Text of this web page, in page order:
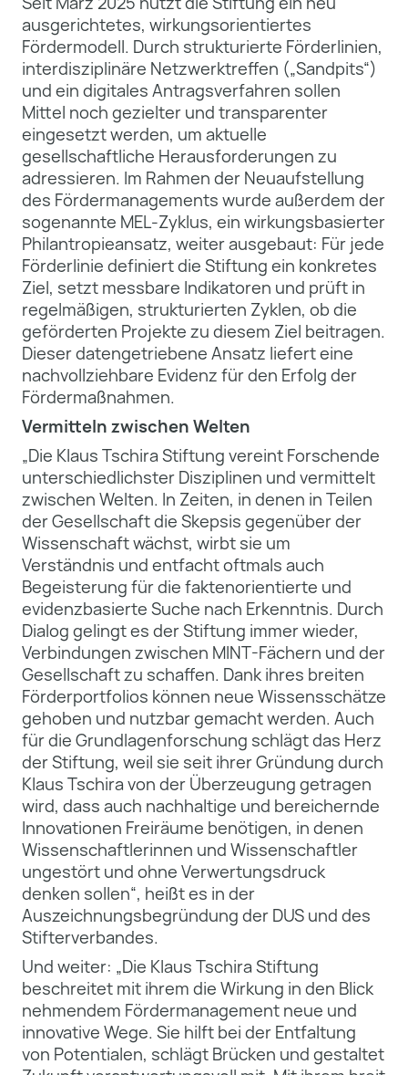
ausgerichtetes, wirkungsorientiertes
Fördermodell. Durch strukturierte Förderlinien,
interdisziplinäre Netzwerktreffen („Sandpits“)
und ein digitales Antragsverfahren sollen
Mittel noch gezielter und transparenter
eingesetzt werden, um aktuelle
gesellschaftliche Herausforderungen zu
adressieren. Im Rahmen der Neuaufstellung
des Fördermanagements wurde außerdem der
sogenannte MEL‑Zyklus, ein wirkungsbasierter
Philantropieansatz, weiter ausgebaut: Für jede
Förderlinie definiert die Stiftung ein konkretes
Ziel, setzt messbare Indikatoren und prüft in
regelmäßigen, strukturierten Zyklen, ob die
geförderten Projekte zu diesem Ziel beitragen.
Dieser datengetriebene Ansatz liefert eine
nachvollziehbare Evidenz für den Erfolg der
Fördermaßnahmen.
Vermitteln zwischen Welten
„Die Klaus Tschira Stiftung vereint Forschende
unterschiedlichster Disziplinen und vermittelt
zwischen Welten. In Zeiten, in denen in Teilen
der Gesellschaft die Skepsis gegenüber der
Wissenschaft wächst, wirbt sie um
Verständnis und entfacht oftmals auch
Begeisterung für die faktenorientierte und
evidenzbasierte Suche nach Erkenntnis. Durch
Dialog gelingt es der Stiftung immer wieder,
Verbindungen zwischen MINT-Fächern und der
Gesellschaft zu schaffen. Dank ihres breiten
Förderportfolios können neue Wissensschätze
gehoben und nutzbar gemacht werden. Auch
für die Grundlagenforschung schlägt das Herz
der Stiftung, weil sie seit ihrer Gründung durch
Klaus Tschira von der Überzeugung getragen
wird, dass auch nachhaltige und bereichernde
Innovationen Freiräume benötigen, in denen
Wissenschaftlerinnen und Wissenschaftler
ungestört und ohne Verwertungsdruck
denken sollen“, heißt es in der
Auszeichnungsbegründung der DUS und des
Stifterverbandes.
Und weiter: „Die Klaus Tschira Stiftung
beschreitet mit ihrem die Wirkung in den Blick
nehmendem Fördermanagement neue und
innovative Wege. Sie hilft bei der Entfaltung
von Potentialen, schlägt Brücken und gestaltet